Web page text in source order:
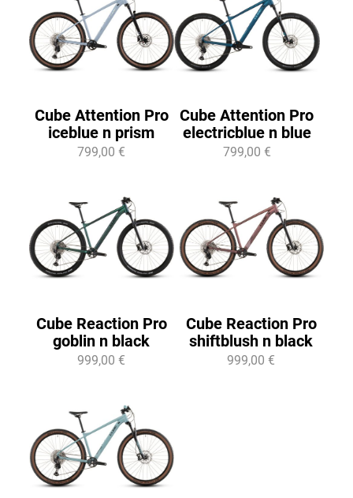
Cube Attention Pro
iceblue n prism
799,00 €
Cube Attention Pro
electricblue n blue
799,00 €
Cube Reaction Pro
goblin n black
999,00 €
Cube Reaction Pro
shiftblush n black
999,00 €